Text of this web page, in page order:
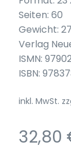
Seiten: 60
Gewicht:
Verlag
ISMN:
ISBN:
inkl. MwSt.
32,80